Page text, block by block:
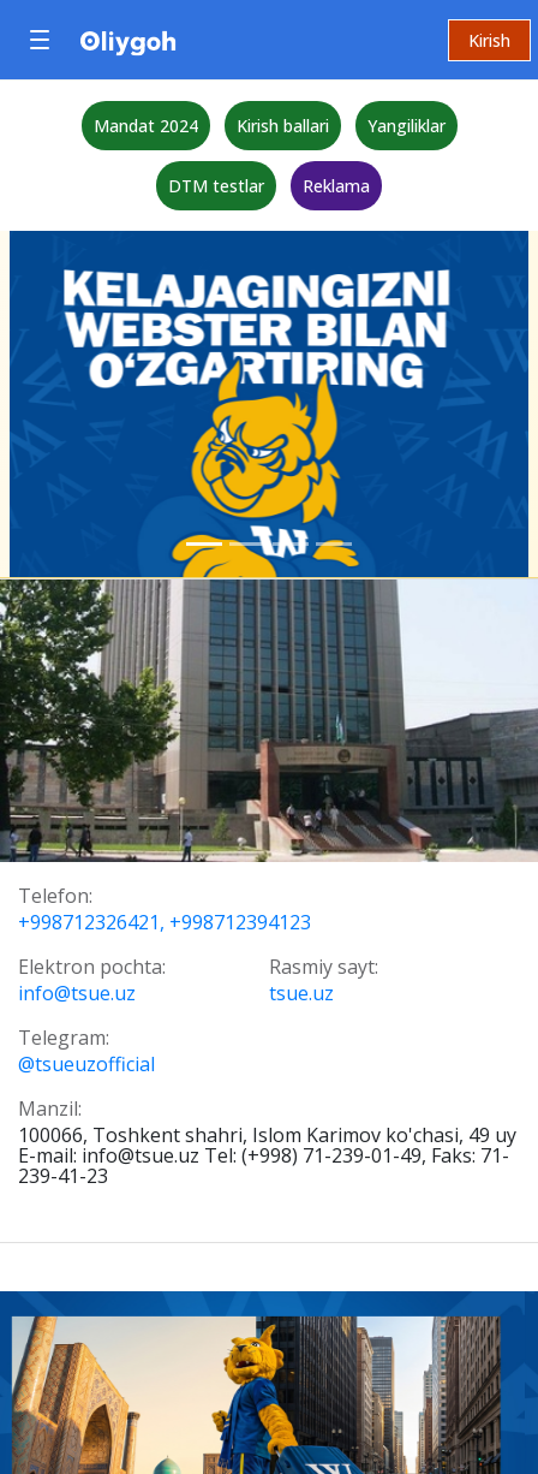
Kirish
Mandat 2024 Kirish ballari Yangiliklar
DTM testlar Reklama
Telefon:
+998712326421, +998712394123
Elektron pochta:
info@tsue.uz
Rasmiy sayt:
tsue.uz
Telegram:
@tsueuzofficial
Manzil:
100066, Toshkent shahri, Islom Karimov ko'chasi, 49 uy
E-mail: info@tsue.uz Tel: (+998) 71-239-01-49, Faks: 71-
239-41-23